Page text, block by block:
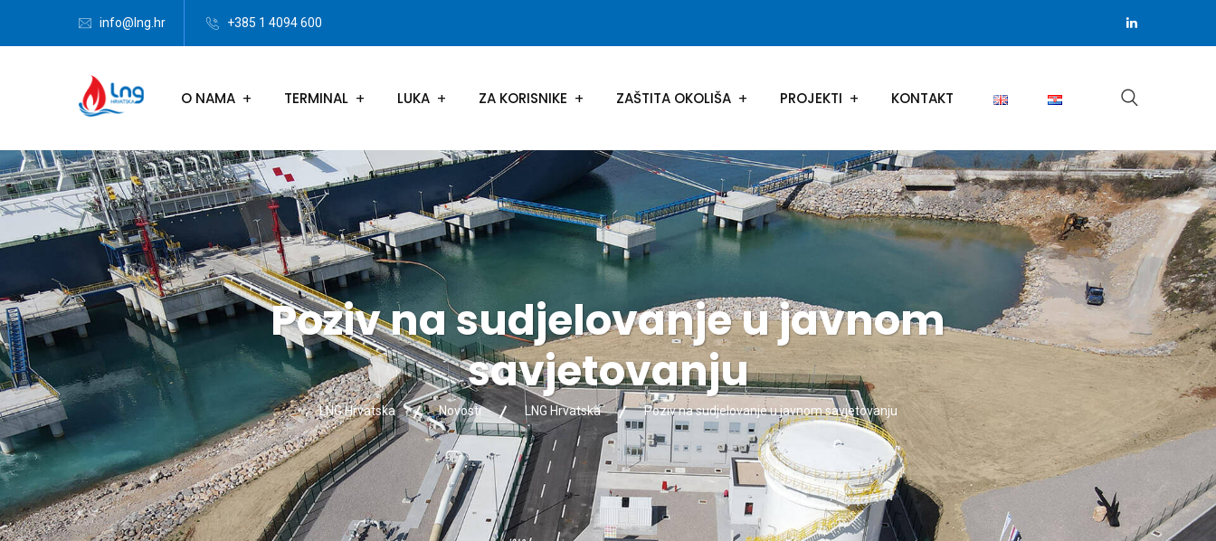
info@lng.hr +385 1 4094 600
O NAMA TERMINAL LUKA ZA KORISNIKE ZAŠTITA OKOLIŠA PROJEKTI KONTAKT
Poziv na sudjelovanje u javnom
savjetovanju
LNG Hrvatska Novosti LNG Hrvatska Poziv na sudjelovanje u javnom savjetovanju